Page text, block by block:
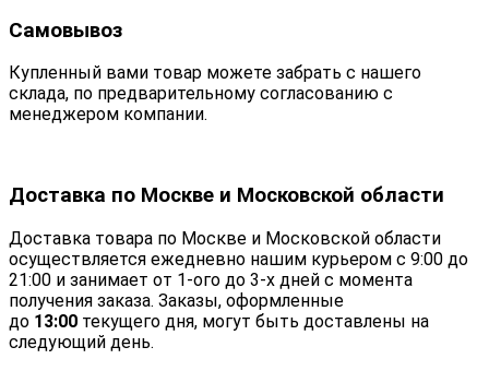
Самовывоз
Купленный вами товар можете забрать с нашего
склада, по предварительному согласованию с
менеджером компании.
Доставка по Москве и Московской области
Доставка товара по Москве и Московской области
осуществляется ежедневно нашим курьером с 9:00 до
21:00 и занимает от 1-ого до 3-х дней с момента
получения заказа. Заказы, оформленные
до 13:00 текущего дня, могут быть доставлены на
следующий день.